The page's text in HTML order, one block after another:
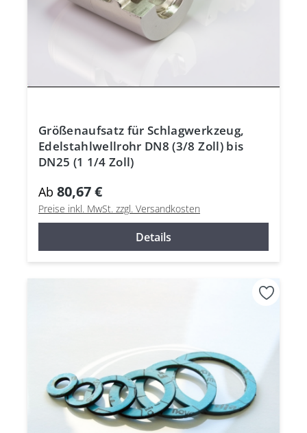
Größenaufsatz für Schlagwerkzeug,
Edelstahlwellrohr DN8 (3/8 Zoll) bis
DN25 (1 1/4 Zoll)
Ab 80,67 €
Preise inkl. MwSt. zzgl. Versandkosten
Details